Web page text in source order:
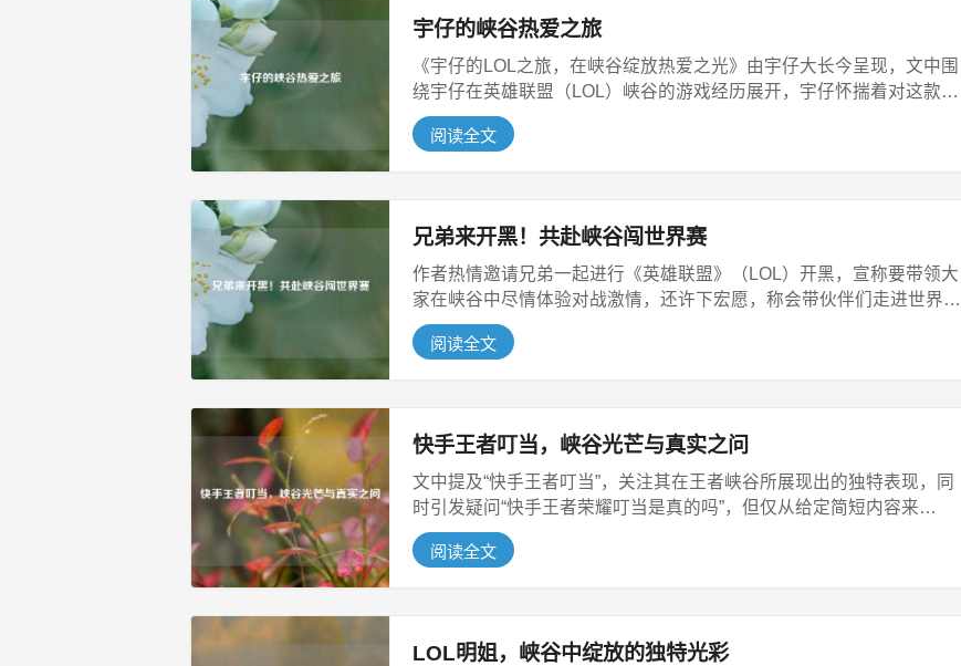
宇仔的峡谷热爱之旅
《宇仔的LOL之旅，在峡谷绽放热爱之光》由宇仔大长今呈现，文中围
绕宇仔在英雄联盟（LOL）峡谷的游戏经历展开，宇仔怀揣着对这款
游...
阅读全文
兄弟来开黑！共赴峡谷闯世界赛
作者热情邀请兄弟一起进行《英雄联盟》（LOL）开黑，宣称要带领大
家在峡谷中尽情体验对战激情，还许下宏愿，称会带伙伴们走进世界
赛，...
阅读全文
快手王者叮当，峡谷光芒与真实之问
文中提及“快手王者叮当”，关注其在王者峡谷所展现出的独特表现，同
时引发疑问“快手王者荣耀叮当是真的吗”，但仅从给定简短内容来
看，...
阅读全文
LOL明姐，峡谷中绽放的独特光彩